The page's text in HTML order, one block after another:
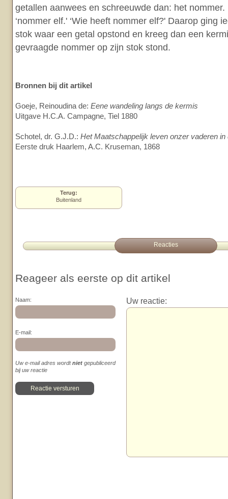
getallen aanwees en schreeuwde dan: het nommer.
‘nommer elf.' ‘Wie heeft nommer elf?' Daarop ging
stok waar een getal opstond en kreeg dan een
gevraagde nommer op zijn stok stond.
Bronnen bij dit artikel
Goeje, Reinoudina de: Eene wandeling langs de kermis
Uitgave H.C.A. Campagne, Tiel 1880
Schotel, dr. G.J.D.: Het Maatschappelijk leven onzer vaderen
Eerste druk Haarlem, A.C. Kruseman, 1868
Terug:
Buitenland
Reacties
Reageer als eerste op dit artikel
Naam:
E-mail:
Uw e-mail adres wordtniet gepubliceerd
bij uw reactie
Uw reactie: